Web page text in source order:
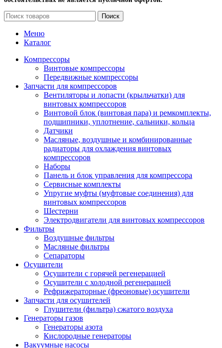
Поиск
Меню
Каталог
Компрессоры
Винтовые компрессоры
Передвижные компрессоры
Запчасти для компрессоров
Вентиляторы и лопасти (крыльчатки) для
винтовых компрессоров
Винтовой блок (винтовая пара) и ремкомплекты,
подшипники, уплотнение, сальники, кольца
Датчики
Масляные, воздушные и комбинированные
радиаторы для охлаждения винтовых
компрессоров
Наборы
Панель и блок управления для компрессора
Сервисные комплекты
Упругие муфты (муфтовые соединения) для
винтовых компрессоров
Шестерни
Электродвигатели для винтовых компрессоров
Фильтры
Воздушные фильтры
Масляные фильтры
Сепараторы
Осушители
Осушители с горячей регенерацией
Осушители с холодной регенерацией
Рефрижераторные (фреоновые) осушители
Запчасти для осушителей
Глушители (фильтра) сжатого воздуха
Генераторы газов
Генераторы азота
Кислородные генераторы
Вакуумные насосы